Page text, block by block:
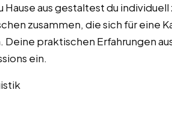
aus gestaltest du
zusammen, die sich für eine
praktischen Erfahrungen
ein.